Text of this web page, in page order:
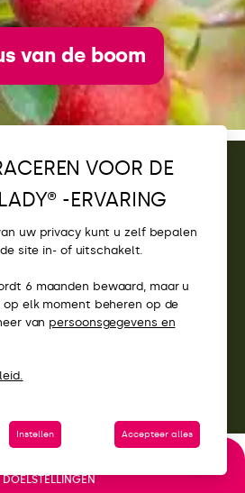
van de boom
VOOR DE
-ERVARING
uw privacy kunt u zelf bepalen
site in- of uitschakelt.
6 maanden bewaard, maar u
op elk moment beheren op de
van persoonsgegevens en
Instellen Accepteer alles
DOELSTELLINGEN